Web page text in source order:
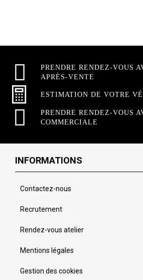
PRENDRE RENDEZ-VOUS
APRÈS-VENTE
ESTIMATION DE VOTRE
PRENDRE RENDEZ-VOUS
COMMERCIALE
INFORMATIONS
Contactez-nous
Recrutement
Rendez-vous atelier
Mentions légales
Gestion des cookies